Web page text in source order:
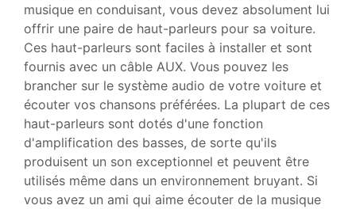
musique en conduisant, vous devez absolument lui
offrir une paire de haut-parleurs pour sa voiture.
Ces haut-parleurs sont faciles à installer et sont
fournis avec un câble AUX. Vous pouvez les
brancher sur le système audio de votre voiture et
écouter vos chansons préférées. La plupart de ces
haut-parleurs sont dotés d'une fonction
d'amplification des basses, de sorte qu'ils
produisent un son exceptionnel et peuvent être
utilisés même dans un environnement bruyant. Si
vous avez un ami qui aime écouter de la musique